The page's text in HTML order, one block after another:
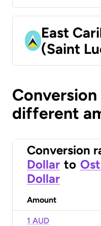
East
(Saint
different
Conversion
Dollar to
Dollar
Amount
1 AUD